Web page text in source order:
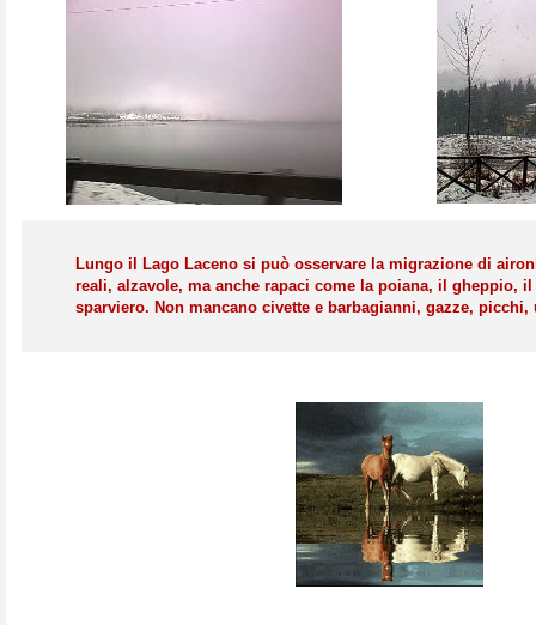
Lungo il Lago Laceno si può osservare la migrazione di
reali, alzavole, ma anche rapaci come la poiana, il gheppio,
sparviero. Non mancano civette e barbagianni, gazze,